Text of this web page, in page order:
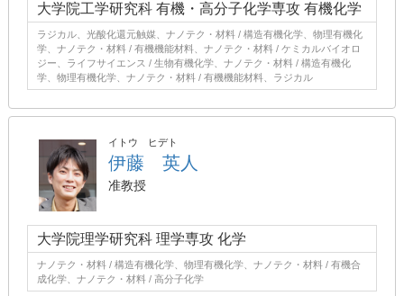
大学院工学研究科 有機・高分子化学専攻 有機化学
ラジカル、光酸化還元触媒、ナノテク・材料 / 構造有機化学、物理有機化
学、ナノテク・材料 / 有機機能材料、ナノテク・材料 / ケミカルバイオロ
ジー、ライフサイエンス / 生物有機化学、ナノテク・材料 / 構造有機化
学、物理有機化学、ナノテク・材料 / 有機機能材料、ラジカル
イトウ ヒデト
伊藤 英人
准教授
大学院理学研究科 理学専攻 化学
ナノテク・材料 / 構造有機化学、物理有機化学、ナノテク・材料 / 有機合
成化学、ナノテク・材料 / 高分子化学